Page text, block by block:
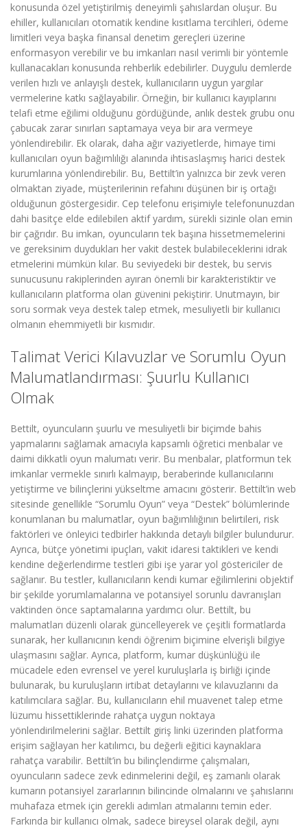
konusunda özel yetiştirilmiş deneyimli şahıslardan oluşur. Bu
ehiller, kullanıcıları otomatik kendine kısıtlama tercihleri, ödeme
limitleri veya başka finansal denetim gereçleri üzerine
enformasyon verebilir ve bu imkanları nasıl verimli bir yöntemle
kullanacakları konusunda rehberlik edebilirler. Duygulu demlerde
verilen hızlı ve anlayışlı destek, kullanıcıların uygun yargılar
vermelerine katkı sağlayabilir. Örneğin, bir kullanıcı kayıplarını
telafi etme eğilimi olduğunu gördüğünde, anlık destek grubu onu
çabucak zarar sınırları saptamaya veya bir ara vermeye
yönlendirebilir. Ek olarak, daha ağır vaziyetlerde, himaye timi
kullanıcıları oyun bağımlılığı alanında ihtisaslaşmış harici destek
kurumlarına yönlendirebilir. Bu, Bettilt’in yalnızca bir zevk veren
olmaktan ziyade, müşterilerinin refahını düşünen bir iş ortağı
olduğunun göstergesidir. Cep telefonu erişimiyle telefonunuzdan
dahi basitçe elde edilebilen aktif yardım, sürekli sizinle olan emin
bir çağrıdır. Bu imkan, oyuncuların tek başına hissetmemelerini
ve gereksinim duydukları her vakit destek bulabileceklerini idrak
etmelerini mümkün kılar. Bu seviyedeki bir destek, bu servis
sunucusunu rakiplerinden ayıran önemli bir karakteristiktir ve
kullanıcıların platforma olan güvenini pekiştirir. Unutmayın, bir
soru sormak veya destek talep etmek, mesuliyetli bir kullanıcı
olmanın ehemmiyetli bir kısmıdır.
Talimat Verici Kılavuzlar ve Sorumlu Oyun
Malumatlandırması: Şuurlu Kullanıcı
Olmak
Bettilt, oyuncuların şuurlu ve mesuliyetli bir biçimde bahis
yapmalarını sağlamak amacıyla kapsamlı öğretici menbalar ve
daimi dikkatli oyun malumatı verir. Bu menbalar, platformun tek
imkanlar vermekle sınırlı kalmayıp, beraberinde kullanıcılarını
yetiştirme ve bilinçlerini yükseltme amacını gösterir. Bettilt’in web
sitesinde genellikle “Sorumlu Oyun” veya “Destek” bölümlerinde
konumlanan bu malumatlar, oyun bağımlılığının belirtileri, risk
faktörleri ve önleyici tedbirler hakkında detaylı bilgiler bulundurur.
Ayrıca, bütçe yönetimi ipuçları, vakit idaresi taktikleri ve kendi
kendine değerlendirme testleri gibi işe yarar yol göstericiler de
sağlanır. Bu testler, kullanıcıların kendi kumar eğilimlerini objektif
bir şekilde yorumlamalarına ve potansiyel sorunlu davranışları
vaktinden önce saptamalarına yardımcı olur. Bettilt, bu
malumatları düzenli olarak güncelleyerek ve çeşitli formatlarda
sunarak, her kullanıcının kendi öğrenim biçimine elverişli bilgiye
ulaşmasını sağlar. Ayrıca, platform, kumar düşkünlüğü ile
mücadele eden evrensel ve yerel kuruluşlarla iş birliği içinde
bulunarak, bu kuruluşların irtibat detaylarını ve kılavuzlarını da
katılımcılara sağlar. Bu, kullanıcıların ehil muavenet talep etme
lüzumu hissettiklerinde rahatça uygun noktaya
yönlendirilmelerini sağlar. Bettilt giriş linki üzerinden platforma
erişim sağlayan her katılımcı, bu değerli eğitici kaynaklara
rahatça varabilir. Bettilt’in bu bilinçlendirme çalışmaları,
oyuncuların sadece zevk edinmelerini değil, eş zamanlı olarak
kumarın potansiyel zararlarının bilincinde olmalarını ve şahıslarını
muhafaza etmek için gerekli adımları atmalarını temin eder.
Farkında bir kullanıcı olmak, sadece bireysel olarak değil, aynı